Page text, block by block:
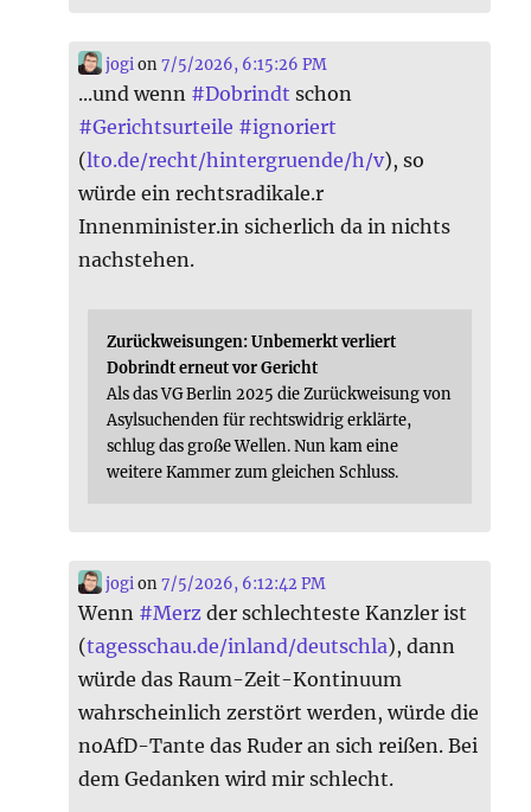
jogion7/5/2026, 6:15:26 PM
...und wenn #Dobrindt schon
#Gerichtsurteile #ignoriert
(lto.de/recht/hintergruende/h/v), so
würde ein rechtsradikale.r
Innenminister.in sicherlich da in nichts
nachstehen.
Zurückweisungen: Unbemerkt verliert
Dobrindt erneut vor Gericht
Als das VG Berlin 2025 die Zurückweisung von
Asylsuchenden für rechtswidrig erklärte,
schlug das große Wellen. Nun kam eine
weitere Kammer zum gleichen Schluss.
jogion7/5/2026, 6:12:42 PM
Wenn #Merz der schlechteste Kanzler ist
(tagesschau.de/inland/deutschla), dann
würde das Raum-Zeit-Kontinuum
wahrscheinlich zerstört werden, würde die
noAfD-Tante das Ruder an sich reißen. Bei
dem Gedanken wird mir schlecht.